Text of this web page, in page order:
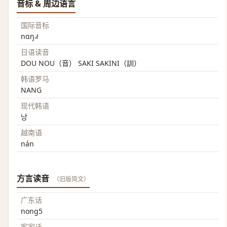
音标 & 周边语言
国际音标
nɑŋ˨˩˦
日语读音
DOU NOU（音） SAKI SAKINI（訓）
韩语罗马
NANG
现代韩语
낭
越南语
nán
方言读音 （旧版简文）
广东话
nong5